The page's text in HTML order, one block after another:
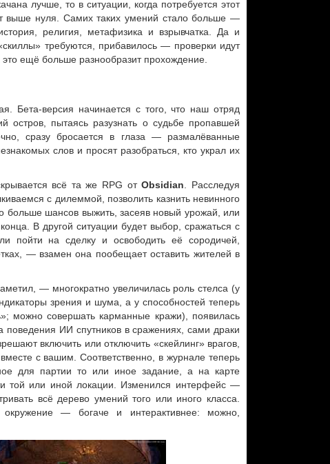
лучше, то в ситуации, когда потребуется этот
выше нуля. Самих таких умений стало больше —
религия, метафизика и взрывчатка. Да и
требуются, прибавилось — проверки идут
ещё больше разнообразит прохождение.
Бета-версия начинается с того, что наш отряд
остров, пытаясь разузнать о судьбе пропавшей
сразу бросается в глаза — размалёванные
слов и просят разобраться, кто украл их
всё та же RPG отObsidian . Расследуя
с дилеммой, позволить казнить невинного
больше шансов выжить, засеяв новый урожай, или
В другой ситуации будет выбор, сражаться с
пойти на сделку и освободить её сородичей,
— взамен она пообещает оставить жителей в
— многократно увеличилась роль стелса (у
зрения и шума, а у способностей теперь
можно совершать карманные кражи), появилась
поведения ИИ спутников в сражениях, сами драки
включить или отключить «скейлинг» врагов,
с вашим. Соответственно, в журнале теперь
для партии то или иное задание, а на карте
той или иной локации. Изменился интерфейс —
всё дерево умений того или иного класса.
— богаче и интерактивнее: можно,